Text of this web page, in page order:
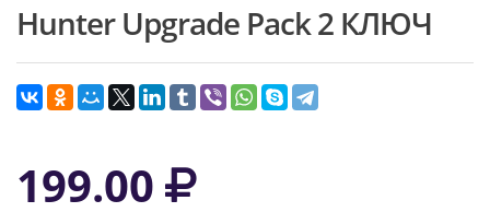
Hunter Upgrade Pack 2 КЛЮЧ
199.00